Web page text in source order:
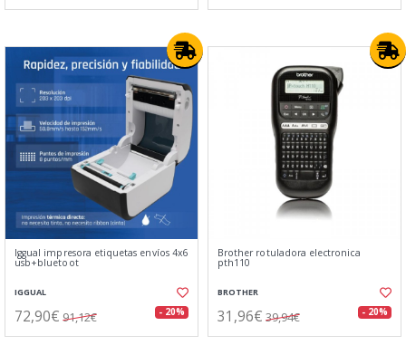
Iggual impresora etiquetas envíos 4x6
usb+bluetoot
IGGUAL
72,90€ 91,12€ - 20%
Brother rotuladora electronica
pth110
BROTHER
31,96€ 39,94€ - 20%